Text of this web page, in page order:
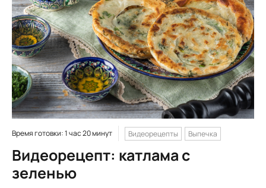
Время готовки: 1 час 20 минут Видеорецепты Выпечка
Видеорецепт: катлама с
зеленью